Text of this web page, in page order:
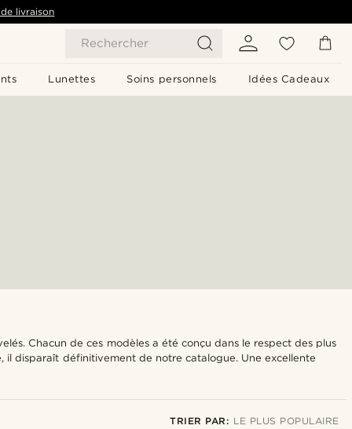
Rechercher
Lunettes Soins personnels Idées Cadeaux
livraison
Chacun de ces modèles a été conçu dans le respect des plus
il disparaît définitivement de notre catalogue. Une excellente
TRIER PAR: LE PLUS POPULAIRE